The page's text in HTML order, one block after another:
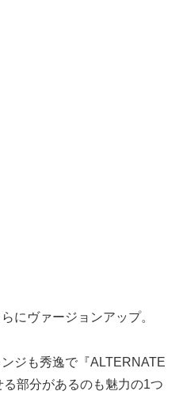
にヴァージョンアップ。
ジも秀逸で『ALTERNATE
部分があるのも魅力の1つ